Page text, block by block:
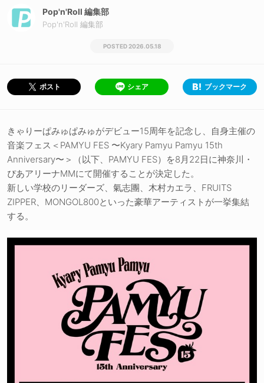
Pop'n'Roll 編集部
Pop'n'Roll 編集部
2026.05.18
ポスト シェア ブックマーク
きゃりーぱみゅぱみゅがデビュー15周年を記念し、自身主催の
音楽フェス＜PAMYU FES 〜Kyary Pamyu Pamyu 15th
Anniversary〜＞（以下、PAMYU FES）を8月22日に神奈川・
ぴあアリーナMMにて開催することが決定した。
新しい学校のリーダーズ、氣志團、木村カエラ、FRUITS
ZIPPER、MONGOL800といった豪華アーティストが一挙集結
する。